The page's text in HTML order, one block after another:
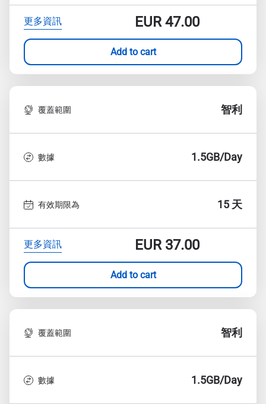
更多資訊 EUR47.00
Add to cart
覆蓋範圍 智利
數據 1.5GB/Day
有效期限為 15 天
更多資訊 EUR37.00
Add to cart
覆蓋範圍 智利
數據 1.5GB/Day